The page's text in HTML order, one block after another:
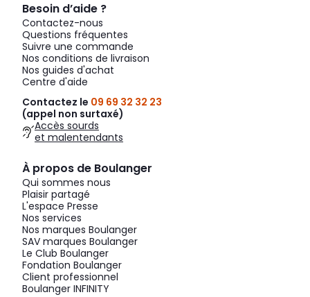
Besoin d’aide ?
Contactez-nous
Questions fréquentes
Suivre une commande
Nos conditions de livraison
Nos guides d'achat
Centre d'aide
Contactez le 09 69 32 32 23
(appel non surtaxé)
Accès sourds
et malentendants
À propos de Boulanger
Qui sommes nous
Plaisir partagé
L'espace Presse
Nos services
Nos marques Boulanger
SAV marques Boulanger
Le Club Boulanger
Fondation Boulanger
Client professionnel
Boulanger INFINITY